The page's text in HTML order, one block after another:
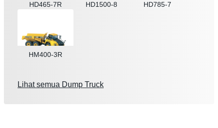
HD465-7R HD1500-8 HD785-7
HM400-3R
Lihat semua Dump Truck